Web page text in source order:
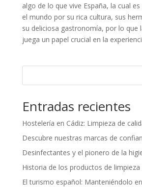
algo de lo que vive España, la cual
el mundo por su rica cultura, sus
su deliciosa gastronomía, por lo que
juega un papel crucial en la
Entradas recientes
Hostelería en Cádiz: Limpieza de
Descubre nuestras marcas de
Desinfectantes y el pionero de la
Historia de los productos de limpieza
El turismo español: Manteniéndolo